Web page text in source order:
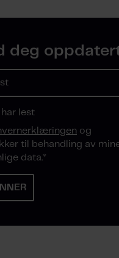
deg
har lest
og
til behandling av
data.*